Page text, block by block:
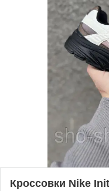
Кроссовки Nike